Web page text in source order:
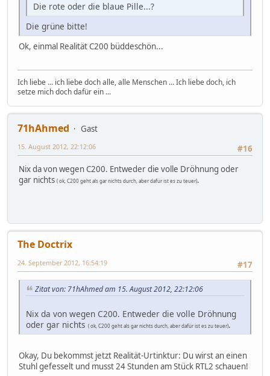
Die rote oder die blaue Pille...?
Die grüne bitte!
Ok, einmal Realität C200 büddeschön...
Ich liebe ... ich liebe doch alle, alle Menschen ... Ich liebe doch, ich
setze mich doch dafür ein ...
71hAhmed
Gast
#16
15. August 2012, 22:12:06
Nix da von wegen C200. Entweder die volle Dröhnung oder
gar nichts ( ok, C200 geht als gar nichts durch, aber dafür ist es zu teuer).
The Doctrix
#17
24. September 2012, 16:54:19
Zitat von: 71hAhmed am 15. August 2012, 22:12:06
Nix da von wegen C200. Entweder die volle Dröhnung
oder gar nichts ( ok, C200 geht als gar nichts durch, aber dafür ist es zu teuer).
Okay, Du bekommst jetzt Realität-Urtinktur: Du wirst an einen
Stuhl gefesselt und musst 24 Stunden am Stück RTL2 schauen!